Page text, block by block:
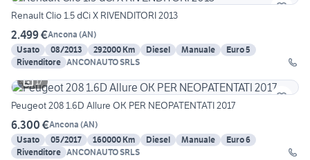
Renault Clio 1.5 dCi X RIVENDITORI 2013
2.499 €Ancona (AN)
Usato
08/2013 292000 Km Diesel Manuale
Euro 5
Rivenditore ANCONAUTO SRLS
17
Peugeot 208 1.6D Allure OK PER NEOPATENTATI 2017
6.300 €Ancona (AN)
Usato
05/2017 160000 Km Diesel Manuale
Euro 6
Rivenditore ANCONAUTO SRLS